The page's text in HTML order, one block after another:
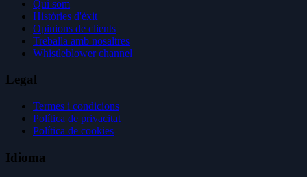
Qui som
Històries d'èxit
Opinions de clients
Treballa amb nosaltres
Whistleblower channel
Legal
Termes i condicions
Política de privacitat
Política de cookies
Idioma